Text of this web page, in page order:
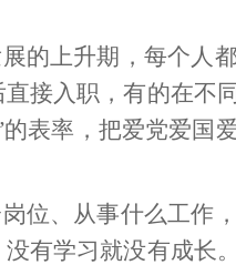
的上升期，每个人
接入职，有的在不
表率，把爱党爱国
位、从事什么工作
有学习就没有成长